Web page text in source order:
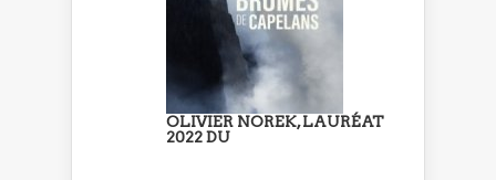
OLIVIER NOREK, LAURÉAT
2022 DU